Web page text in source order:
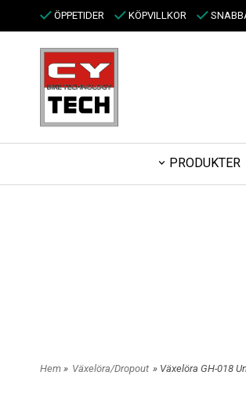
ÖPPETIDER KÖPVILLKOR
PRODUKTER
Hem » Växelöra/Dropout » Växelöra GH-018